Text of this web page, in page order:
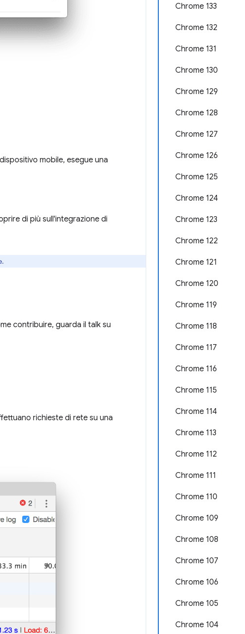
Chrome 133
Chrome 132
Chrome 131
Chrome 130
Chrome 129
Chrome 128
Chrome 127
Chrome 126
Chrome 125
Chrome 124
Chrome 123
Chrome 122
Chrome 121
Chrome 120
Chrome 119
Chrome 118
Chrome 117
Chrome 116
Chrome 115
Chrome 114
Chrome 113
Chrome 112
Chrome 111
Chrome 110
Chrome 109
Chrome 108
Chrome 107
Chrome 106
Chrome 105
Chrome 104
mobile, esegue una
di più sull'integrazione di
contribuire, guarda il talk su
richieste di rete su una